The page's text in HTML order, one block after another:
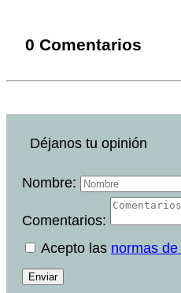
0 Comentarios
Déjanos tu opinión
Nombre:
Comentarios:
Acepto las normas
Enviar